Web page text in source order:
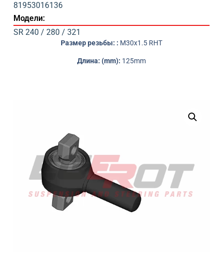
81953016136
Модели:
SR 240 / 280 / 321
Размер резьбы: : M30x1.5 RHT
Длина: (mm): 125mm